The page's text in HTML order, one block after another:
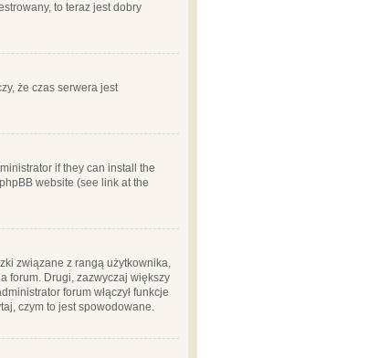
to teraz jest dobry
że czas serwera jest
if they can install the
website (see link at the
związane z rangą użytkownika,
forum. Drugi, zazwyczaj większy
forum włączył funkcje
czym to jest spowodowane.